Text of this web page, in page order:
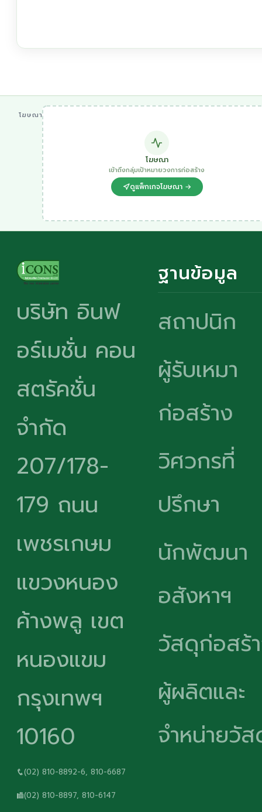
โฆษณา
โฆษณา
เข้าถึงกลุ่มเป้าหมายวงการก่อสร้าง
ดูแพ็กเกจโฆษณา →
บริษัท อินฟ
อร์เมชั่น คอน
สตรัคชั่น
จำกัด
207/178-
179 ถนน
เพชรเกษม
แขวงหนอง
ค้างพลู เขต
หนองแขม
กรุงเทพฯ
10160
(02) 810-8892-6, 810-6687
(02) 810-8897, 810-6147
ฐานข้อมูล
สถาปนิก
ผู้รับเหมา
ก่อสร้าง
วิศวกรที่
ปรึกษา
นักพัฒนา
อสังหาฯ
วัสดุก่อสร้
ผู้ผลิตและ
จำหน่ายวั